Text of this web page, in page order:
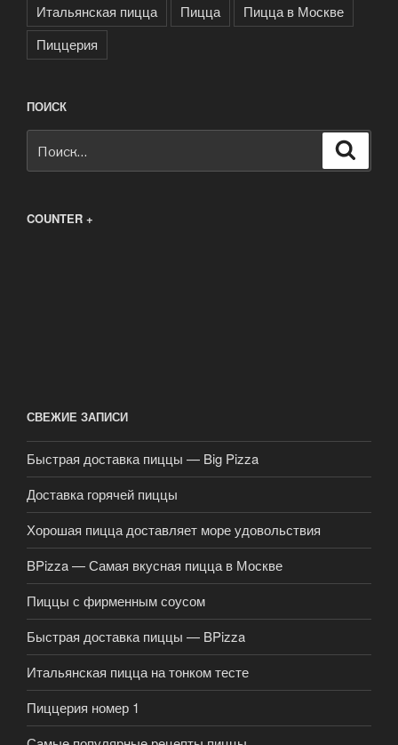
Итальянская пицца
Пицца
Пицца в Москве
Пиццерия
ПОИСК
COUNTER +
СВЕЖИЕ ЗАПИСИ
Быстрая доставка пиццы — Big Pizza
Доставка горячей пиццы
Хорошая пицца доставляет море удовольствия
BPizza — Самая вкусная пицца в Москве
Пиццы с фирменным соусом
Быстрая доставка пиццы — BPizza
Итальянская пицца на тонком тесте
Пиццерия номер 1